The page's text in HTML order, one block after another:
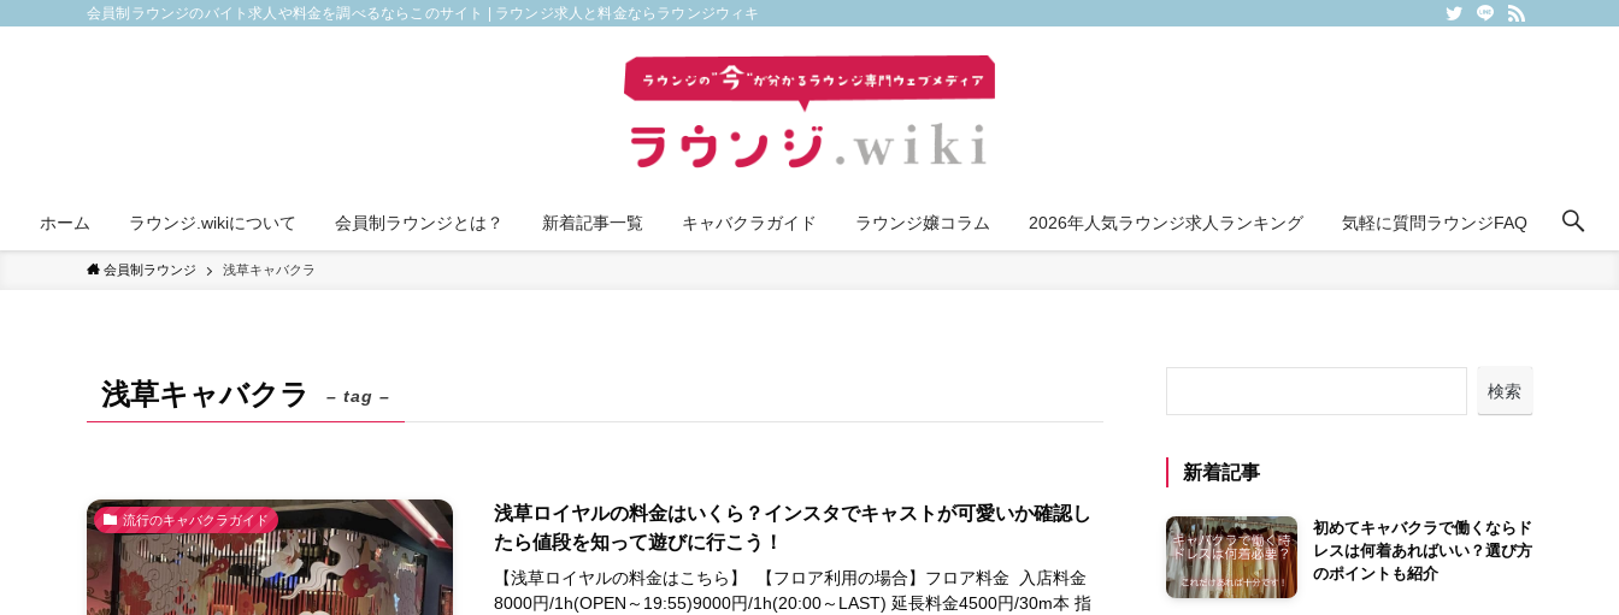
会員制ラウンジのバイト求人や料金を調べるならこのサイト | ラウンジ求人と料金ならラウンジウィキ
ホーム ラウンジ.wikiについて 会員制ラウンジとは？ 新着記事一覧 キャバクラガイド ラウンジ嬢コラム 2026年人気ラウンジ求人ランキング 気軽に質問ラウンジFAQ
会員制ラウンジ 浅草キャバクラ
浅草キャバクラ – tag –
流行のキャバクラガイド
浅草ロイヤルの料金はいくら？インスタでキャストが可愛いか確認し
たら値段を知って遊びに行こう！
【浅草ロイヤルの料金はこちら】 【フロア利用の場合】フロア料金 入店料金
8000円/1h(OPEN～19:55)9000円/1h(20:00～LAST) 延長料金4500円/30m本 指
検索
新着記事
初めてキャバクラで働くならド
レスは何着あればいい？選び方
のポイントも紹介